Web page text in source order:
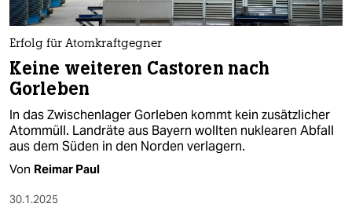
Erfolg für Atomkraftgegner
Keine weiteren Castoren nach
Gorleben
In das Zwischenlager Gorleben kommt kein zusätzlicher
Atommüll. Landräte aus Bayern wollten nuklearen Abfall
aus dem Süden in den Norden verlagern.
Von Reimar Paul
30.1.2025